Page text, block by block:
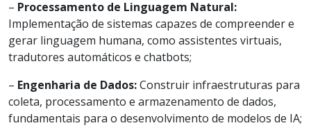
– Processamento de Linguagem Natural:
Implementação de sistemas capazes de compreender e
gerar linguagem humana, como assistentes virtuais,
tradutores automáticos e chatbots;
– Engenharia de Dados:Construir infraestruturas para
coleta, processamento e armazenamento de dados,
fundamentais para o desenvolvimento de modelos de IA;